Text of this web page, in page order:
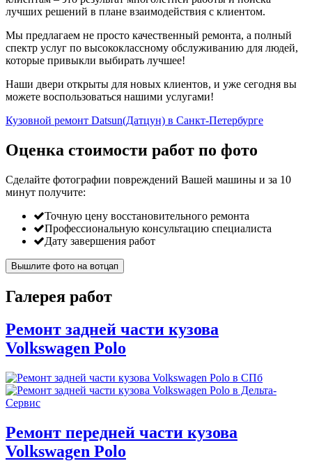
лучших решений в плане взаимодействия с клиентом.
Мы предлагаем не просто качественный ремонта, а полный
спектр услуг по высококлассному обслуживанию для людей,
которые привыкли выбирать лучшее!
Наши двери открыты для новых клиентов, и уже сегодня вы
можете воспользоваться нашими услугами!
Кузовной ремонт Datsun(Датцун) в Санкт-Петербурге
Оценка стоимости работ по фото
Сделайте фотографии повреждений Вашей машины и за 10
минут получите:
Точную цену восстановительного ремонта
Профессиональную консультацию специалиста
Дату завершения работ
Вышлите фото на вотцап
Галерея работ
Ремонт задней части кузова
Volkswagen Polo
Ремонт передней части кузова
Volkswagen Polo